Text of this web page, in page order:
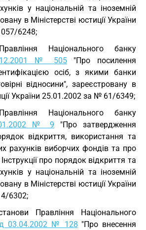
у національній та іноземній
в Міністерстві юстиції України
6248;
Національного банку
№ 505"Про посилення
осіб, з якими банки
відносини", зареєстровану в
України 25.01.2002 за № 61/6349;
Національного банку
№ 9 "Про затвердження
відкриття, використання та
рахунків виборчих фондів та про
про порядок відкриття та
у національній та іноземній
в Міністерстві юстиції України
6302;
Правління Національного
03.04.2002 № 128 "Про внесення